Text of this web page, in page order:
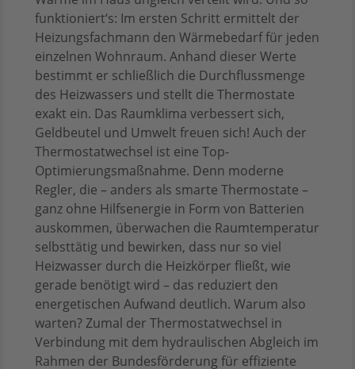
funktioniert‘s: Im ersten Schritt ermittelt der
Heizungsfachmann den Wärmebedarf für jeden
einzelnen Wohnraum. Anhand dieser Werte
bestimmt er schließlich die Durchflussmenge
des Heizwassers und stellt die Thermostate
exakt ein. Das Raumklima verbessert sich,
Geldbeutel und Umwelt freuen sich! Auch der
Thermostatwechsel ist eine Top-
Optimierungsmaßnahme. Denn moderne
Regler, die – anders als smarte Thermostate –
ganz ohne Hilfsenergie in Form von Batterien
auskommen, überwachen die Raumtemperatur
selbsttätig und bewirken, dass nur so viel
Heizwasser durch die Heizkörper fließt, wie
gerade benötigt wird – das reduziert den
energetischen Aufwand deutlich. Warum also
warten? Zumal der Thermostatwechsel in
Verbindung mit dem hydraulischen Abgleich im
Rahmen der Bundesförderung für effiziente